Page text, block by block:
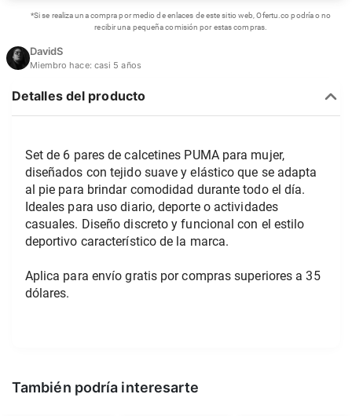
*Si se realiza una compra por medio de enlaces de este sitio web, Ofertu.co podría o no
recibir una pequeña comisión por estas compras.
DavidS
Miembro hace: casi 5 años
Detalles del producto
Set de 6 pares de calcetines PUMA para mujer,
diseñados con tejido suave y elástico que se adapta
al pie para brindar comodidad durante todo el día.
Ideales para uso diario, deporte o actividades
casuales. Diseño discreto y funcional con el estilo
deportivo característico de la marca.
Aplica para envío gratis por compras superiores a 35
dólares.
También podría interesarte